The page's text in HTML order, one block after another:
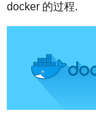
docker 的过程.